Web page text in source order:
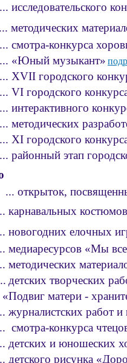
недоступен,
... методических
конкурса хоровых
... «Юный музыкант»
... XVII городского
... VI городского
... интерактивного
разработок
XI городского
... районный этап
посвященных
костюмов
новогодних елочных
«Мы все
материалов в
детских творческих
матери -
работ и
конкурса чтецов
детских и юношеских
детского рисунка